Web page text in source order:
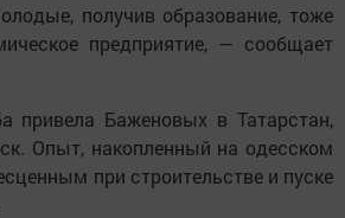
получив образование, тоже
предприятие, — сообщает
привела Баженовых в Татарстан,
Опыт, накопленный на одесском
при строительстве и пуске